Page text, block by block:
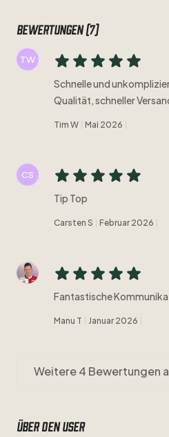
Bewertungen (7)
TW
Schnelle und
Qualität, schneller
Tim W Mai 2026
CS
Tip Top
Carsten S Februar 2026
Fantastische
Manu T Januar 2026
Weitere 4 Bewertungen
Über den user